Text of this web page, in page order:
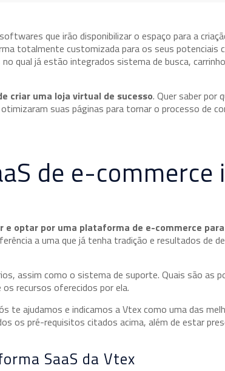
que irão disponibilizar o espaço para a
totalmente customizada para os seus potenciais
qual já estão integrados sistema de busca,
criar uma loja virtual de sucesso. Quer saber por
suas páginas para tornar o processo de
de e-commerce
e optar por uma plataforma de e-commerce
a uma que já tenha tradição e resultados de
assim como o sistema de suporte. Quais são as
recursos oferecidos por ela.
te ajudamos e indicamos a Vtex como uma das
os pré-requisitos citados acima, além de estar
SaaS da Vtex